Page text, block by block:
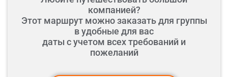
компанией?
Этот маршрут можно заказать для группы
в удобные для вас
даты с учетом всех требований и
пожеланий